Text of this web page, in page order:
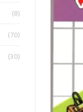
(8)
(70)
(30)